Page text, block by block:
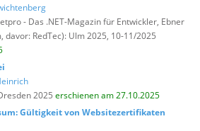
- Das .NET-Magazin für Entwickler, Ebner
RedTec): Ulm 2025, 10-11/2025
2025 erschienen am 27.10.2025
Gültigkeit von Websitezertifikaten